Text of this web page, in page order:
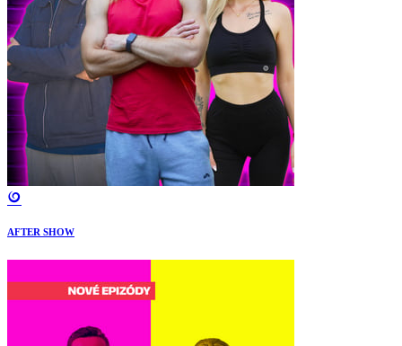
AFTER SHOW